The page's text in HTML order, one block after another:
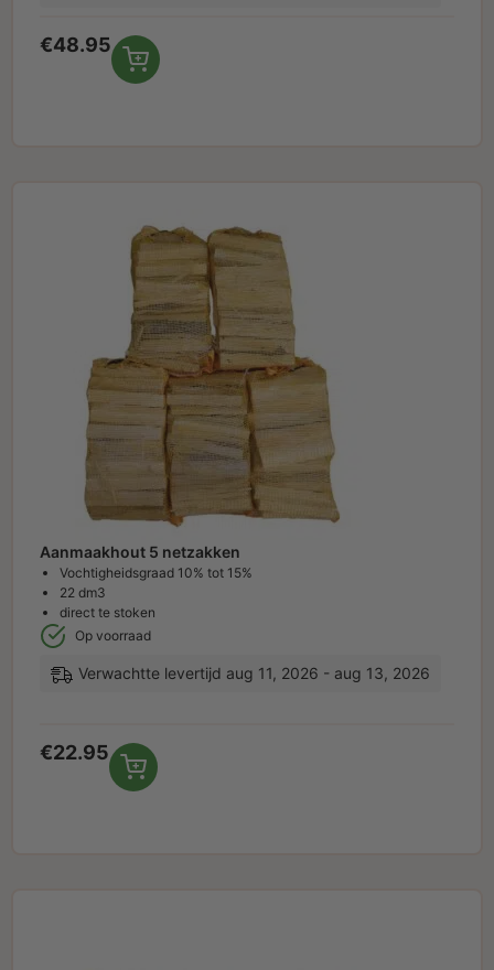
€48.95
Aanmaakhout 5 netzakken
Vochtigheidsgraad 10% tot 15%
22 dm3
direct te stoken
Op voorraad
Verwachtte levertijd aug 11, 2026 - aug 13, 2026
€22.95